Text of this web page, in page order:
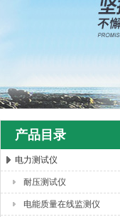
扬州海沃电气科技发展有限公司
产品目录
电力测试仪
耐压测试仪
电能质量在线监测仪